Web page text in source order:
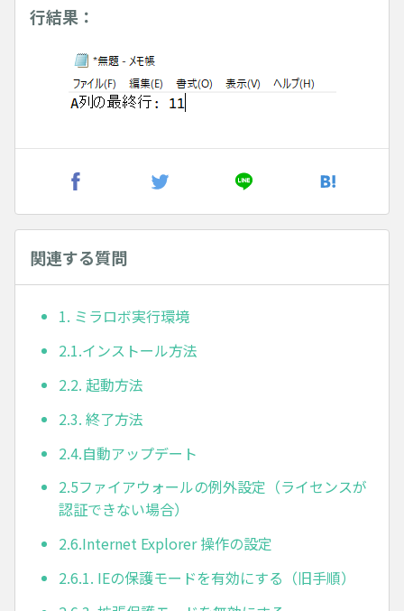
行結果：
関連する質問
1. ミラロボ実行環境
2.1.インストール方法
2.2. 起動方法
2.3. 終了方法
2.4.自動アップデート
2.5ファイアウォールの例外設定（ライセンスが
認証できない場合）
2.6.Internet Explorer 操作の設定
2.6.1. IEの保護モードを有効にする（旧手順）